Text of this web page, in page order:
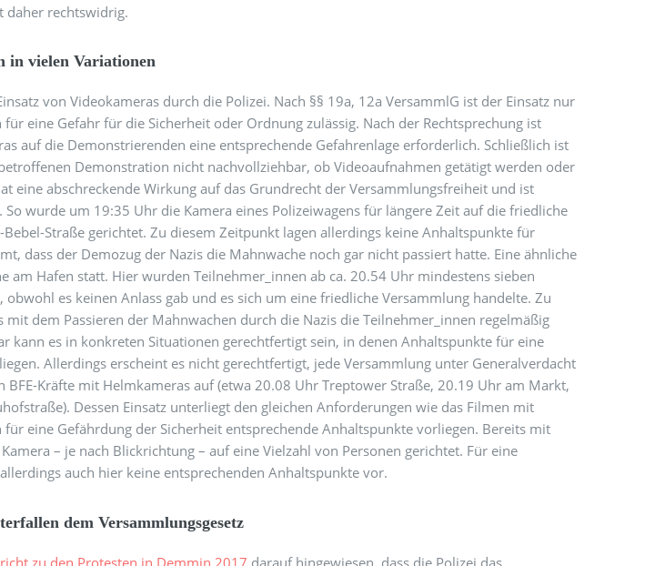
daher rechtswidrig.
in vielen Variationen
von Videokameras durch die Polizei. Nach §§ 19a, 12a VersammlG ist der Einsatz nur
eine Gefahr für die Sicherheit oder Ordnung zulässig. Nach der Rechtsprechung ist
auf die Demonstrierenden eine entsprechende Gefahrenlage erforderlich. Schließlich ist
Demonstration nicht nachvollziehbar, ob Videoaufnahmen getätigt werden oder
eine abschreckende Wirkung auf das Grundrecht der Versammlungsfreiheit und ist
wurde um 19:35 Uhr die Kamera eines Polizeiwagens für längere Zeit auf die friedliche
Straße gerichtet. Zu diesem Zeitpunkt lagen allerdings keine Anhaltspunkte für
dass der Demozug der Nazis die Mahnwache noch gar nicht passiert hatte. Eine ähnliche
am Hafen statt. Hier wurden Teilnehmer_innen ab ca. 20.54 Uhr mindestens sieben
es keinen Anlass gab und es sich um eine friedliche Versammlung handelte. Zu
dem Passieren der Mahnwachen durch die Nazis die Teilnehmer_innen regelmäßig
kann es in konkreten Situationen gerechtfertigt sein, in denen Anhaltspunkte für eine
Allerdings erscheint es nicht gerechtfertigt, jede Versammlung unter Generalverdacht
BFE-Kräfte mit Helmkameras auf (etwa 20.08 Uhr Treptower Straße, 20.19 Uhr am Markt,
Dessen Einsatz unterliegt den gleichen Anforderungen wie das Filmen mit
eine Gefährdung der Sicherheit entsprechende Anhaltspunkte vorliegen. Bereits mit
– je nach Blickrichtung – auf eine Vielzahl von Personen gerichtet. Für eine
auch hier keine entsprechenden Anhaltspunkte vor.
dem Versammlungsgesetz
zu den Protesten in Demmin 2017 darauf hingewiesen, dass die Polizei das